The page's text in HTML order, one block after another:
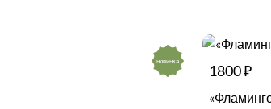
новинка
1800 ₽